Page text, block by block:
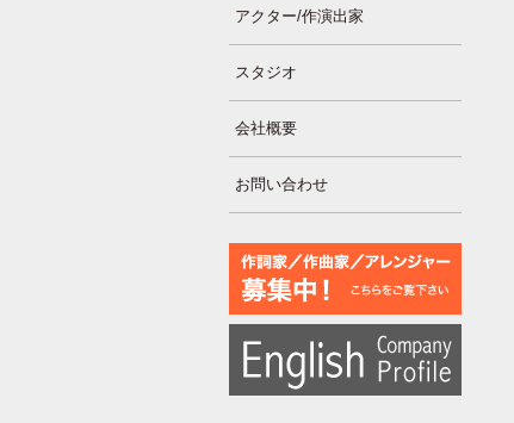
アクター/作演出家
スタジオ
会社概要
お問い合わせ